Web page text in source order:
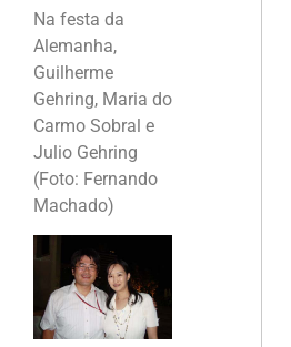
Na festa da
Alemanha,
Guilherme
Gehring, Maria do
Carmo Sobral e
Julio Gehring
(Foto: Fernando
Machado)